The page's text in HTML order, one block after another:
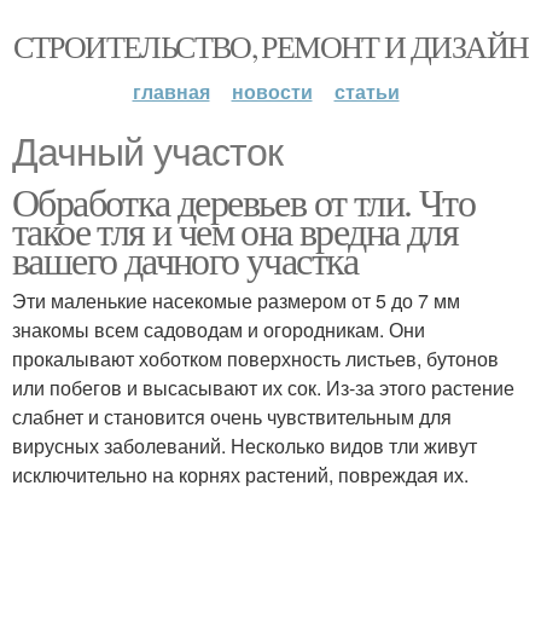
СТРОИТЕЛЬСТВО, РЕМОНТ И ДИЗАЙН
главная новости статьи
Дачный участок
Обработка деревьев от тли. Что
такое тля и чем она вредна для
вашего дачного участка
Эти маленькие насекомые размером от 5 до 7 мм
знакомы всем садоводам и огородникам. Они
прокалывают хоботком поверхность листьев, бутонов
или побегов и высасывают их сок. Из-за этого растение
слабнет и становится очень чувствительным для
вирусных заболеваний. Несколько видов тли живут
исключительно на корнях растений, повреждая их.